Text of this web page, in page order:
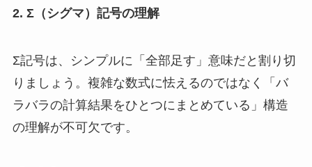
2. Σ（シグマ）記号の理解
Σ記号は、シンプルに「全部足す」意味だと割り切
りましょう。複雑な数式に怯えるのではなく「バ
ラバラの計算結果をひとつにまとめている」構造
の理解が不可欠です。